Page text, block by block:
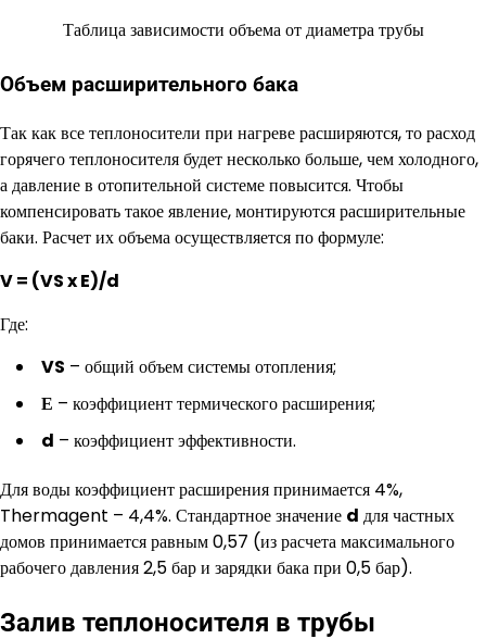
Таблица зависимости объема от диаметра трубы
Объем расширительного бака
Так как все теплоносители при нагреве расширяются, то расход
горячего теплоносителя будет несколько больше, чем холодного,
а давление в отопительной системе повысится. Чтобы
компенсировать такое явление, монтируются расширительные
баки. Расчет их объема осуществляется по формуле:
V = (VS x E)/d
Где:
VS – общий объем системы отопления;
Е – коэффициент термического расширения;
d – коэффициент эффективности.
Для воды коэффициент расширения принимается 4%,
Thermagent – 4,4%. Стандартное значение d для частных
домов принимается равным 0,57 (из расчета максимального
рабочего давления 2,5 бар и зарядки бака при 0,5 бар).
Залив теплоносителя в трубы